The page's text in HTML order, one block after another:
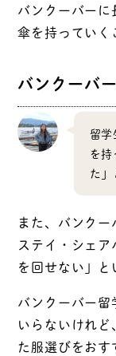
バンクーバー
傘を持っていく
バンクーバ
留学
を
た」
また、バンク
ステイ・シェ
を回せない」と
バンクーバー
いらないけれ
た服選びをおす